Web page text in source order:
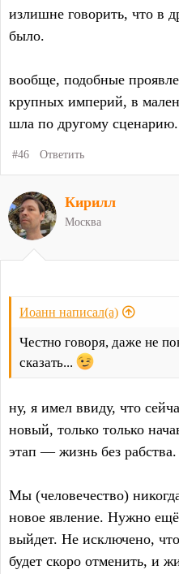
излишне говорить, что в
было.
вообще, подобные
крупных империй, в
шла по другому сценарию.
#46 Ответить
Иоанн написал(а)
Честно говоря, даже не
сказать...
ну, я имел ввиду, что
новый, только только
этап — жизнь без рабства.
Мы (человечество)
новое явление. Нужно ещё
выйдет. Не исключено,
будет скоро отменить, и
Кирилл
Москва